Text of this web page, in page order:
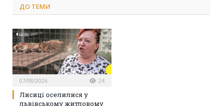
ДО ТЕМИ
07/08/2026 24
Лисиці оселилися у
львівському житловому